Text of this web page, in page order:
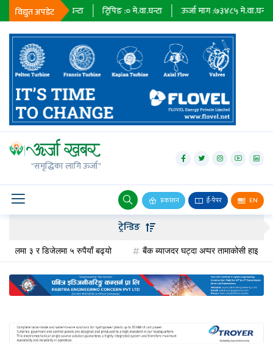
विद्युत अपडेट
मे.वा.घन्टा ट्रिपिङ : मे.वा.घन्टा ऊर्जा माग :७३४८५मे.वा.घन्टा
"समृद्धिका लागि ऊर्जा"
प्रकाशन ई-पेपर EN
जलविद्युत्
सोलार
वायु
बायोग्यास
पेट्रोलियम
अन्तर्राष्ट्रिय
ऊर्जा
दक्षता
ट्रेन्डिङ
३ र डिजेलमा ५ रुपैयाँ बढ्यो बैंक ब्याजदर घट्दा अप्पर तामाकोसी